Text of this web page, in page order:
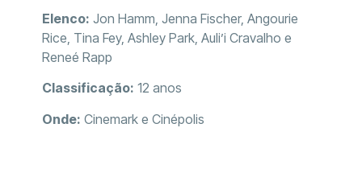
Elenco: Jon Hamm, Jenna Fischer, Angourie
Rice, Tina Fey, Ashley Park, Auli’i Cravalho e
Reneé Rapp
Classificação: 12 anos
Onde: Cinemark e Cinépolis